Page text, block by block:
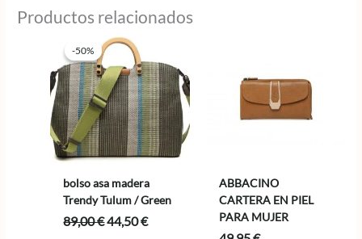
Productos relacionados
-50%
-50%
bolso asa madera
Trendy Tulum / Green
89,00€El
44,50€El
ABBACINO
CARTERA EN PIEL
PARA MUJER